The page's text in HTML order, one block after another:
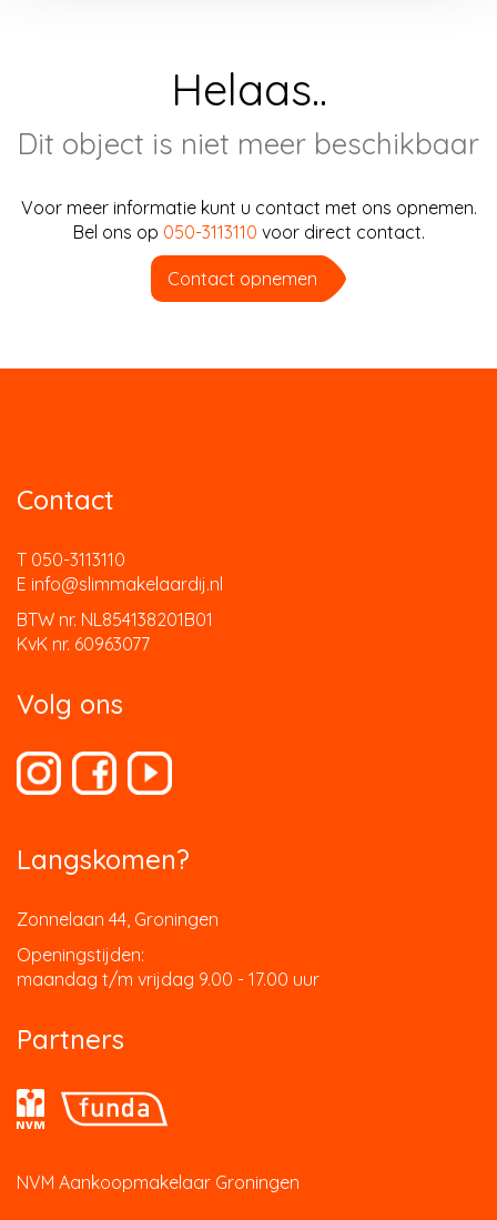
Helaas..
Dit object is niet meer beschikbaar
Voor meer informatie kunt u contact met ons opnemen.
Bel ons op 050-3113110 voor direct contact.
Contact opnemen
Contact
T 050-3113110
E info@slimmakelaardij.nl
BTW nr. NL854138201B01
KvK nr. 60963077
Volg ons
Langskomen?
Zonnelaan 44, Groningen
Openingstijden:
maandag t/m vrijdag 9.00 - 17.00 uur
Partners
NVM Aankoopmakelaar Groningen